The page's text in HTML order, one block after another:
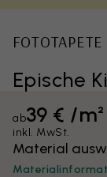
Epische
FOTOTAPETE
ab39 € /m²
inkl. MwSt.
Material